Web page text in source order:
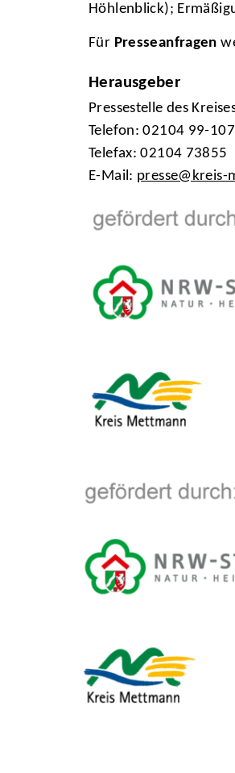
Höhlenblick);
Für Presseanfragen
Herausgeber
Pressestelle des
Telefon: 02104 99-
Telefax: 02104 73855
E-Mail: presse@kreis-